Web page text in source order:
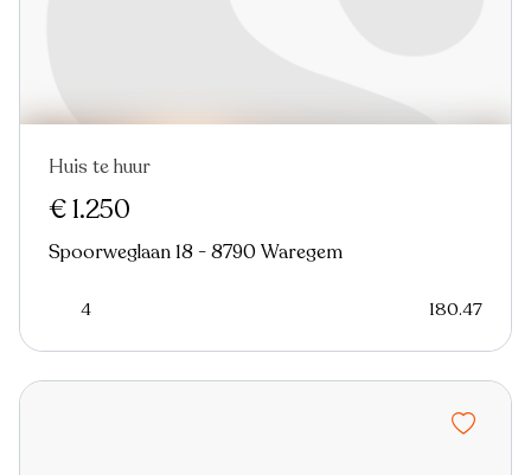
Nieuw
Huis te huur
€ 1.250
Spoorweglaan 18 - 8790 Waregem
4 180.47